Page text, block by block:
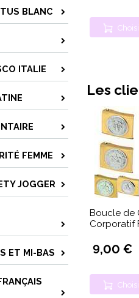
BLANC
ITALIE
FEMME
JOGGER
ET MI-BAS
Les
Boucle de
Corporatif
9,00 €